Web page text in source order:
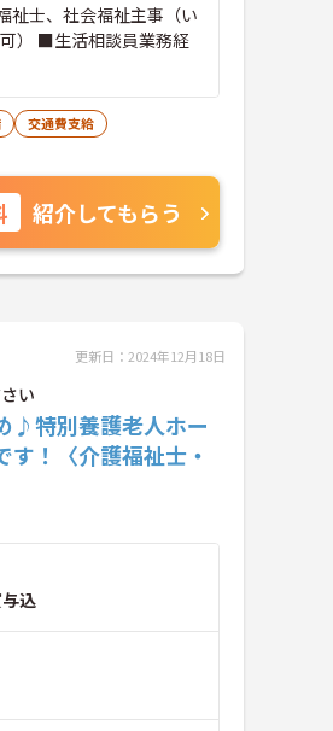
祉士、社会福祉主事（い
） ■生活相談員業務経
交通費支給
紹介してもらう
更新日：2024年12月18日
い
♪特別養護老人ホー
！〈介護福祉士・
込